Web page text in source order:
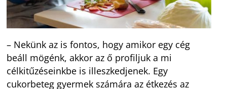
– Nekünk az is fontos, hogy amikor egy cég
beáll mögénk, akkor az ő profiljuk a mi
célkitűzéseinkbe is illeszkedjenek. Egy
cukorbeteg gyermek számára az étkezés az